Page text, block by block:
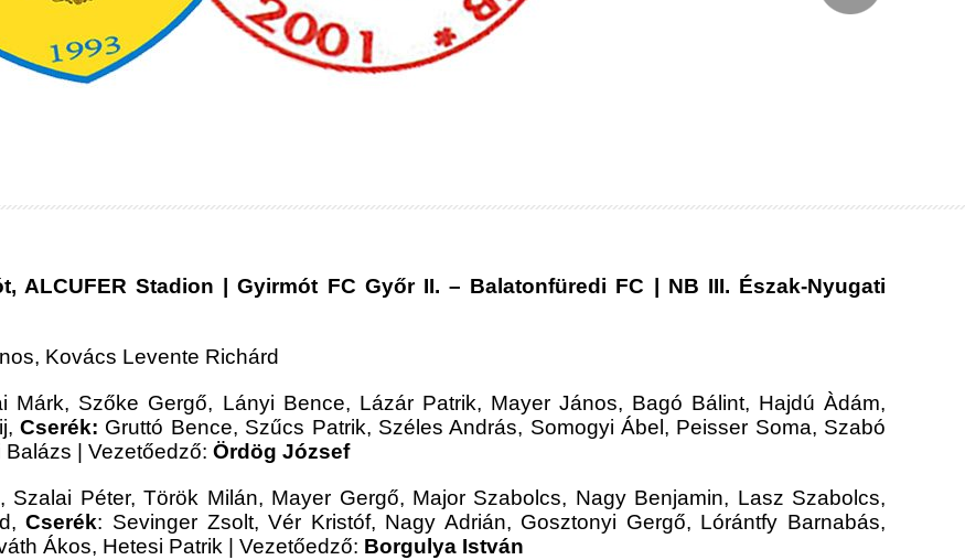
ALCUFER Stadion | Gyirmót FC Győr II. – Balatonfüredi FC | NB III. Észak-Nyugati
Kovács Levente Richárd
Márk, Szőke Gergő, Lányi Bence, Lázár Patrik, Mayer János, Bagó Bálint, Hajdú Àdám,
Cserék: Gruttó Bence, Szűcs Patrik, Széles András, Somogyi Ábel, Peisser Soma, Szabó
| Vezetőedző: Ördög József
Szalai Péter, Török Milán, Mayer Gergő, Major Szabolcs, Nagy Benjamin, Lasz Szabolcs,
Cserék: Sevinger Zsolt, Vér Kristóf, Nagy Adrián, Gosztonyi Gergő, Lórántfy Barnabás,
Ákos, Hetesi Patrik | Vezetőedző: Borgulya István